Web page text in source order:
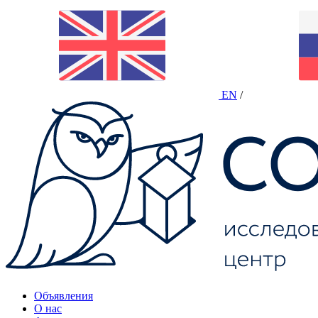
EN /
Объявления
О нас